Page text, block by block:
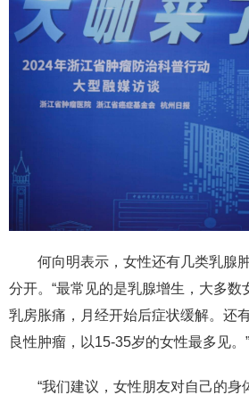
何向明表示，女性还有几类乳腺
分开。“最常见的是乳腺增生，大多数
乳房胀痛，月经开始后症状缓解。还
良性肿瘤，以15-35岁的女性最多见。”
“我们建议，女性朋友对自己的身